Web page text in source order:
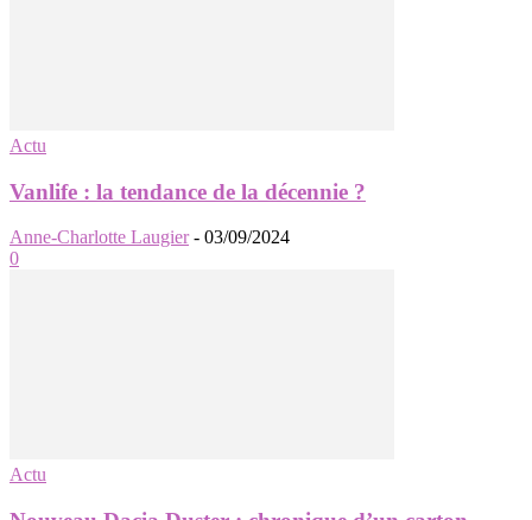
Actu
Vanlife : la tendance de la décennie ?
Anne-Charlotte Laugier - 03/09/2024
0
Actu